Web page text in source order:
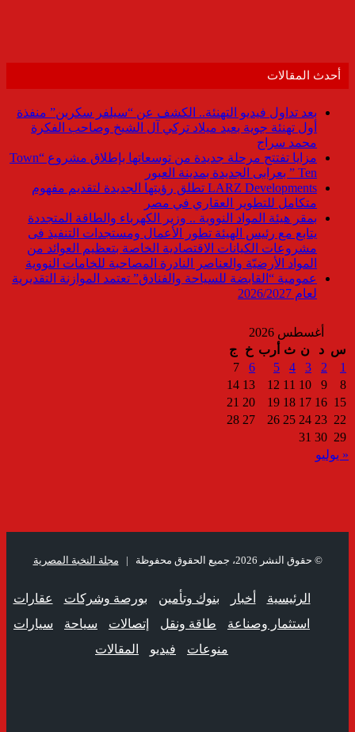
أحدث المقالات
بعد تداول فيديو التهنئة.. الكشف عن “سيلفر سكرين” منفذة
أول تهنئة جوية بعيد ميلاد تركي آل الشيخ وصاحب الفكرة
محمد سراج
مزايا تفتتح مرحلة جديدة من توسعاتها بإطلاق مشروع “Town
Ten ” بعرابى الجديدة بمدينة العبور
LARZ Developments تطلق رؤيتها الجديدة لتقديم مفهوم
متكامل للتطوير العقاري في مصر
بمقر هيئة المواد النووية .. وزير الكهرباء والطاقة المتجددة
يتابع مع رئيس الهيئة تطور الأعمال ومستجدات التنفيذ فى
مشروعات الكيانات الاقتصادية الخاصة بتعظيم العوائد من
المواد الأرضيّة والعناصر النادرة المصاحبة للخامات النووية
عمومية “القابضة للسياحة والفنادق” تعتمد الموازنة التقديرية
لعام 2026/2027
أغسطس 2026
س د ن ث أرب خ
ج
1
2
3
4
5
6
7
8
9
10
11
12
13
14
15
16
17
18
19
20
21
22
23
24
25
26
27
28
29
30
31
« يوليو
© حقوق النشر 2026، جميع الحقوق محفوظة | مجلة النخبة المصرية
الرئيسية أخبار بنوك وتأمين بورصة وشركات
عقارات
استثمار وصناعة
طاقة ونقل إتصالات سياحة
سيارات
منوعات
فيديو المقالات